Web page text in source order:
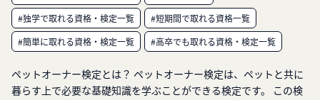
#独学で取れる資格・検定一覧
#短期間で取れる資格一覧
#簡単に取れる資格・検定一覧
#高卒でも取れる資格・検定一覧
ペットオーナー検定とは？ ペットオーナー検定は、ペットと共に
暮らす上で必要な基礎知識を学ぶことができる検定です。 この検